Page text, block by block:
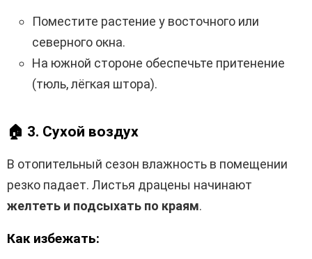
Поместите растение у восточного или
северного окна.
На южной стороне обеспечьте притенение
(тюль, лёгкая штора).
🏠 3. Сухой воздух
В отопительный сезон влажность в помещении
резко падает. Листья драцены начинают
желтеть и подсыхать по краям.
Как избежать: